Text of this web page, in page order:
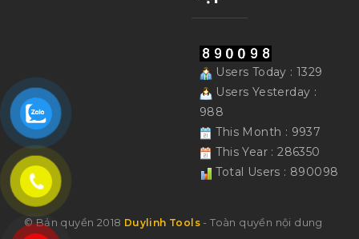
Users Today : 1329
Users Yesterday :
988
This Month : 9937
This Year : 286350
Total Users : 890098
© Bản quyền 2018 Duylinh Tools - Toàn quyền nội dung